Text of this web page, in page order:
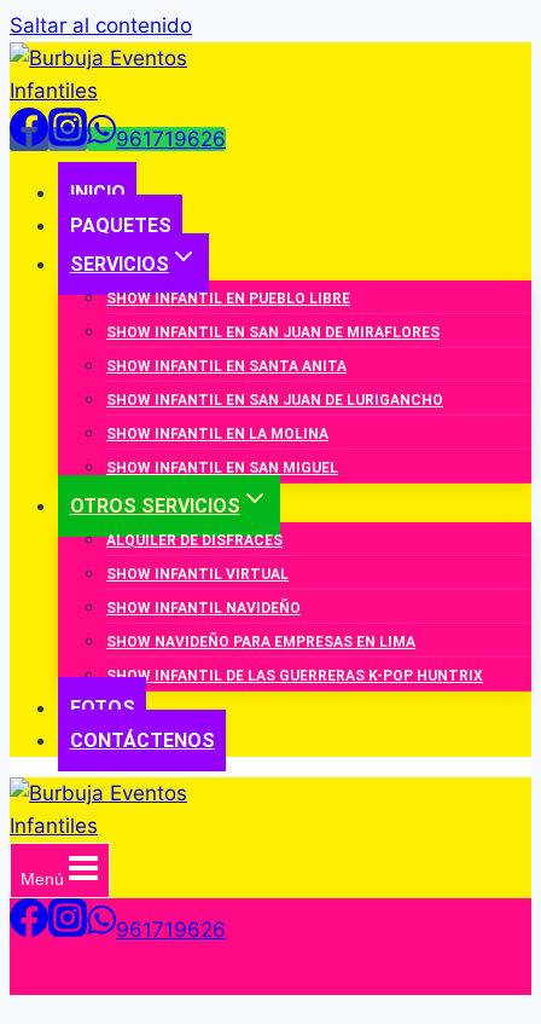
Saltar al contenido
961719626
INICIO
PAQUETES
SERVICIOS
SHOW INFANTIL EN PUEBLO LIBRE
SHOW INFANTIL EN SAN JUAN DE MIRAFLORES
SHOW INFANTIL EN SANTA ANITA
SHOW INFANTIL EN SAN JUAN DE LURIGANCHO
SHOW INFANTIL EN LA MOLINA
SHOW INFANTIL EN SAN MIGUEL
OTROS SERVICIOS
ALQUILER DE DISFRACES
SHOW INFANTIL VIRTUAL
SHOW INFANTIL NAVIDEÑO
SHOW NAVIDEÑO PARA EMPRESAS EN LIMA
SHOW INFANTIL DE LAS GUERRERAS K-POP HUNTRIX
FOTOS
CONTÁCTENOS
Menú
961719626